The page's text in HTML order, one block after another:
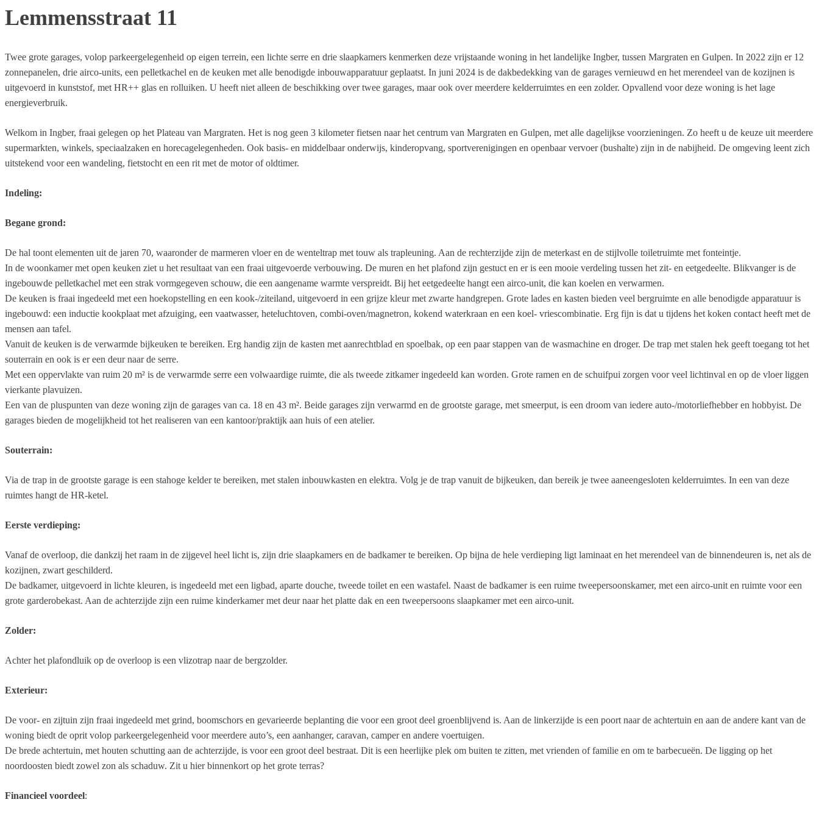
Lemmensstraat 11
Twee grote garages, volop parkeergelegenheid op eigen terrein, een lichte serre en drie slaapkamers kenmerken deze vrijstaande woning in het landelijke Ingber, tussen Margraten en Gulpen. In 2022 zijn er 12
zonnepanelen, drie airco-units, een pelletkachel en de keuken met alle benodigde inbouwapparatuur geplaatst. In juni 2024 is de dakbedekking van de garages vernieuwd en het merendeel van de kozijnen is
uitgevoerd in kunststof, met HR++ glas en rolluiken. U heeft niet alleen de beschikking over twee garages, maar ook over meerdere kelderruimtes en een zolder. Opvallend voor deze woning is het lage
energieverbruik.
Welkom in Ingber, fraai gelegen op het Plateau van Margraten. Het is nog geen 3 kilometer fietsen naar het centrum van Margraten en Gulpen, met alle dagelijkse voorzieningen. Zo heeft u de keuze uit meerdere
supermarkten, winkels, speciaalzaken en horecagelegenheden. Ook basis- en middelbaar onderwijs, kinderopvang, sportverenigingen en openbaar vervoer (bushalte) zijn in de nabijheid. De omgeving leent zich
uitstekend voor een wandeling, fietstocht en een rit met de motor of oldtimer.
Indeling:
Begane grond:
De hal toont elementen uit de jaren 70, waaronder de marmeren vloer en de wenteltrap met touw als trapleuning. Aan de rechterzijde zijn de meterkast en de stijlvolle toiletruimte met fonteintje.
In de woonkamer met open keuken ziet u het resultaat van een fraai uitgevoerde verbouwing. De muren en het plafond zijn gestuct en er is een mooie verdeling tussen het zit- en eetgedeelte. Blikvanger is de
ingebouwde pelletkachel met een strak vormgegeven schouw, die een aangename warmte verspreidt. Bij het eetgedeelte hangt een airco-unit, die kan koelen en verwarmen.
De keuken is fraai ingedeeld met een hoekopstelling en een kook-/ziteiland, uitgevoerd in een grijze kleur met zwarte handgrepen. Grote lades en kasten bieden veel bergruimte en alle benodigde apparatuur is
ingebouwd: een inductie kookplaat met afzuiging, een vaatwasser, heteluchtoven, combi-oven/magnetron, kokend waterkraan en een koel- vriescombinatie. Erg fijn is dat u tijdens het koken contact heeft met de
mensen aan tafel.
Vanuit de keuken is de verwarmde bijkeuken te bereiken. Erg handig zijn de kasten met aanrechtblad en spoelbak, op een paar stappen van de wasmachine en droger. De trap met stalen hek geeft toegang tot het
souterrain en ook is er een deur naar de serre.
Met een oppervlakte van ruim 20 m² is de verwarmde serre een volwaardige ruimte, die als tweede zitkamer ingedeeld kan worden. Grote ramen en de schuifpui zorgen voor veel lichtinval en op de vloer liggen
vierkante plavuizen.
Een van de pluspunten van deze woning zijn de garages van ca. 18 en 43 m². Beide garages zijn verwarmd en de grootste garage, met smeerput, is een droom van iedere auto-/motorliefhebber en hobbyist. De
garages bieden de mogelijkheid tot het realiseren van een kantoor/praktijk aan huis of een atelier.
Souterrain:
Via de trap in de grootste garage is een stahoge kelder te bereiken, met stalen inbouwkasten en elektra. Volg je de trap vanuit de bijkeuken, dan bereik je twee aaneengesloten kelderruimtes. In een van deze
ruimtes hangt de HR-ketel.
Eerste verdieping:
Vanaf de overloop, die dankzij het raam in de zijgevel heel licht is, zijn drie slaapkamers en de badkamer te bereiken. Op bijna de hele verdieping ligt laminaat en het merendeel van de binnendeuren is, net als de
kozijnen, zwart geschilderd.
De badkamer, uitgevoerd in lichte kleuren, is ingedeeld met een ligbad, aparte douche, tweede toilet en een wastafel. Naast de badkamer is een ruime tweepersoonskamer, met een airco-unit en ruimte voor een
grote garderobekast. Aan de achterzijde zijn een ruime kinderkamer met deur naar het platte dak en een tweepersoons slaapkamer met een airco-unit.
Zolder:
Achter het plafondluik op de overloop is een vlizotrap naar de bergzolder.
Exterieur:
De voor- en zijtuin zijn fraai ingedeeld met grind, boomschors en gevarieerde beplanting die voor een groot deel groenblijvend is. Aan de linkerzijde is een poort naar de achtertuin en aan de andere kant van de
woning biedt de oprit volop parkeergelegenheid voor meerdere auto’s, een aanhanger, caravan, camper en andere voertuigen.
De brede achtertuin, met houten schutting aan de achterzijde, is voor een groot deel bestraat. Dit is een heerlijke plek om buiten te zitten, met vrienden of familie en om te barbecueën. De ligging op het
noordoosten biedt zowel zon als schaduw. Zit u hier binnenkort op het grote terras?
Financieel voordeel: